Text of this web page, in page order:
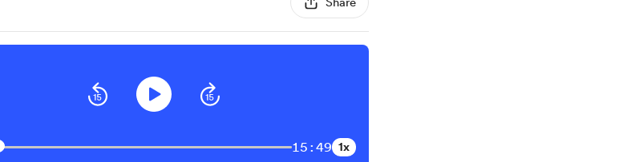
15:49 1x